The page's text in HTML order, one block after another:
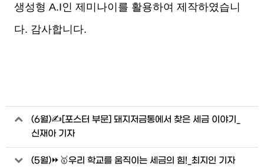
생성형 A.I인 제미나이를 활용하여 제작하였습니
다. 감사합니다.
관련자료
(6월)✍[포스터 부문] 돼지저금통에서 찾은 세금 이야기_
신재아 기자
(5월)⏩🥇우리 학교를 움직이는 세금의 힘!_최지인 기자